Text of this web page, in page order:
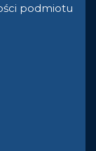
podmiotu